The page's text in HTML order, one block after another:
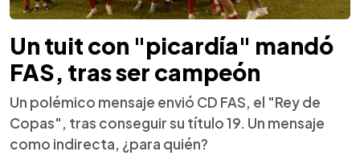
Un tuit con "picardía" mandó
FAS, tras ser campeón
Un polémico mensaje envió CD FAS, el "Rey de
Copas", tras conseguir su título 19. Un mensaje
como indirecta, ¿para quién?